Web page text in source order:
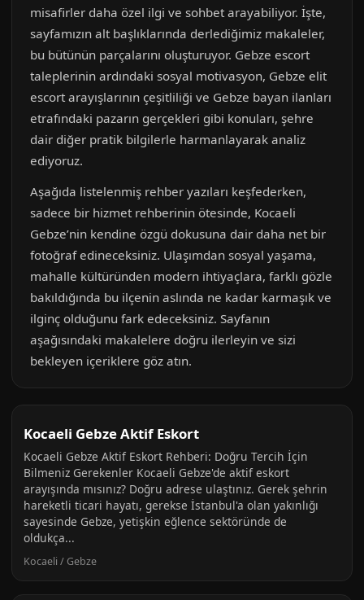
misafirler daha özel ilgi ve sohbet arayabiliyor. İşte,
sayfamızın alt başlıklarında derlediğimiz makaleler,
bu bütünün parçalarını oluşturuyor. Gebze escort
taleplerinin ardındaki sosyal motivasyon, Gebze elit
escort arayışlarının çeşitliliği ve Gebze bayan ilanları
etrafındaki pazarın gerçekleri gibi konuları, şehre
dair diğer pratik bilgilerle harmanlayarak analiz
ediyoruz.
Aşağıda listelenmiş rehber yazıları keşfederken,
sadece bir hizmet rehberinin ötesinde, Kocaeli
Gebze’nin kendine özgü dokusuna dair daha net bir
fotoğraf edineceksiniz. Ulaşımdan sosyal yaşama,
mahalle kültüründen modern ihtiyaçlara, farklı gözle
bakıldığında bu ilçenin aslında ne kadar karmaşık ve
ilginç olduğunu fark edeceksiniz. Sayfanın
aşağısındaki makalelere doğru ilerleyin ve sizi
bekleyen içeriklere göz atın.
Kocaeli Gebze Aktif Eskort
Kocaeli Gebze Aktif Eskort Rehberi: Doğru Tercih İçin
Bilmeniz Gerekenler Kocaeli Gebze'de aktif eskort
arayışında mısınız? Doğru adrese ulaştınız. Gerek şehrin
hareketli ticari hayatı, gerekse İstanbul'a olan yakınlığı
sayesinde Gebze, yetişkin eğlence sektöründe de
oldukça...
Kocaeli / Gebze